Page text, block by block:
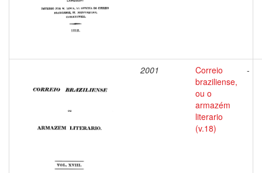
2001
Correio
braziliense,
ou o
armazém
literario
(v.18)
-